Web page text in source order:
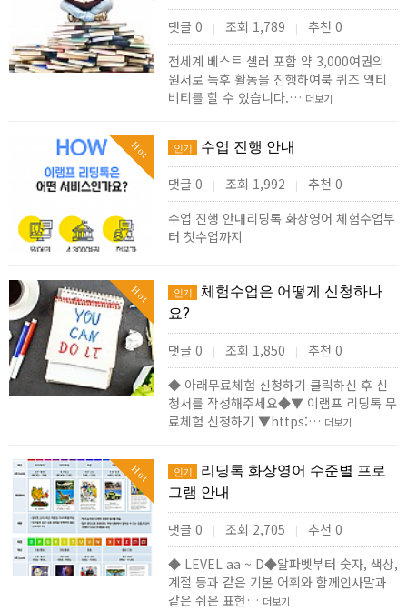
댓글 0 | 조회 1,789 |
추천 0
전세계 베스트 셀러 포함 약 3,000여권의
원서로 독후 활동을 진행하여북 퀴즈 액티
비티를 할 수 있습니다.… 더보기
Hot 인기 수업 진행 안내
댓글 0 | 조회 1,992 |
추천 0
수업 진행 안내리딩톡 화상영어 체험수업부
터 첫수업까지
Hot 인기
체험수업은 어떻게 신청하나
요?
댓글 0 | 조회 1,850 |
추천 0
◆ 아래무료체험 신청하기 클릭하신 후 신
청서를 작성해주세요◆▼ 이램프 리딩톡 무
료체험 신청하기 ▼https:… 더보기
Hot 인기
리딩톡 화상영어 수준별 프로
그램 안내
댓글 0 | 조회 2,705 |
추천 0
◆ LEVEL aa ~ D◆알파벳부터 숫자, 색상,
계절 등과 같은 기본 어휘와 함께인사말과
같은 쉬운 표현… 더보기